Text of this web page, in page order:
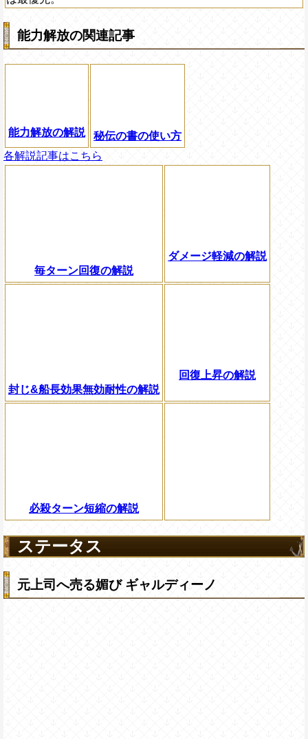
能力解放の関連記事
能力解放の解説
秘伝の書の使い方
各解説記事はこちら
毎ターン回復の解説
ダメージ軽減の解説
封じ&船長効果無効耐性の解説
回復上昇の解説
必殺ターン短縮の解説
ステータス
元上司へ売る媚び ギャルディーノ